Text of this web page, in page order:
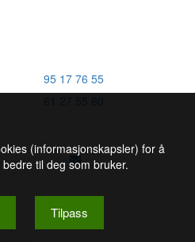
95 17 76 55
(informasjonskapsler) for å
til deg som bruker.
Tilpass